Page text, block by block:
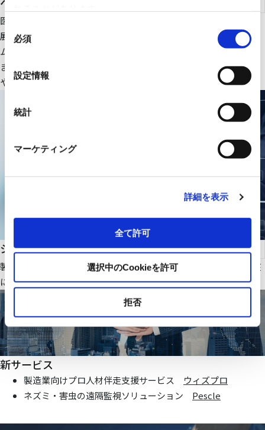
同
意
の
選
択
必須
設定情報
統計
マーケティング
詳細を表示
全て許可
選択中のCookieを許可
拒否
医療ＩＴ・ＤＸ関連のＩＴ機器、大型医療機器周辺設備を中心に
展開。さらにＲＹＯＤＥＮオリジナルの医療画像一元管理システ
ムの販売をはじめ、医療機関の様々な課題解決に貢献します。
また、幅広いパートナーシップで、最適な医療ITソリューション
や機器・設備を提供します。
システムインテグレーション
製造業・ファシリティ分野で当社オリジナルのIoTシステムを基盤
にお客様価値向上に貢献する仕組みを提供いたします
新サービス
製造業向けプロ人材伴走支援サービス ウィズプロ
ネズミ・害虫の遠隔監視ソリューション Pescle